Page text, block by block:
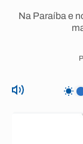
Na Paraíba e